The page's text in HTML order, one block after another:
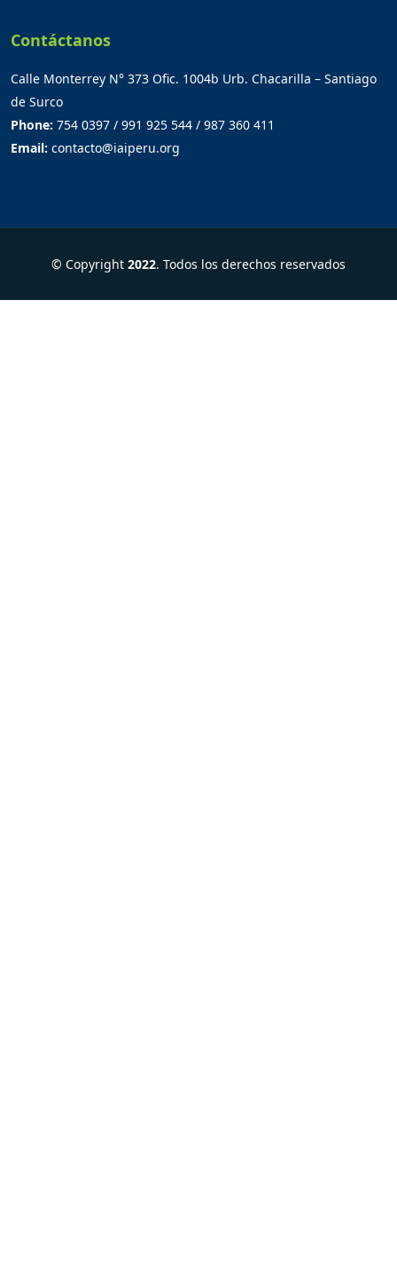
Contáctanos
Calle Monterrey N° 373 Ofic. 1004b Urb. Chacarilla – Santiago
de Surco
Phone: 754 0397 / 991 925 544 / 987 360 411
Email: contacto@iaiperu.org
© Copyright 2022. Todos los derechos reservados